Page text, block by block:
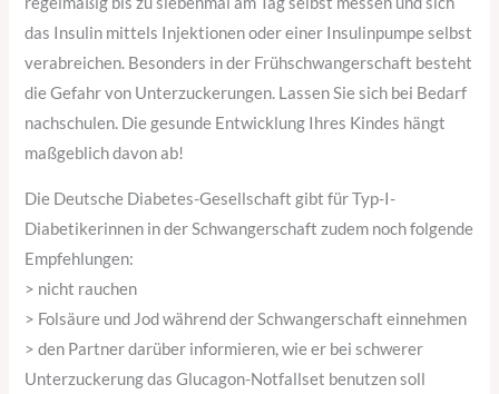
das Insulin mittels Injektionen oder einer Insulinpumpe selbst
verabreichen. Besonders in der Frühschwangerschaft besteht
die Gefahr von Unterzuckerungen. Lassen Sie sich bei Bedarf
nachschulen. Die gesunde Entwicklung Ihres Kindes hängt
maßgeblich davon ab!
Die Deutsche Diabetes-Gesellschaft gibt für Typ-I-
Diabetikerinnen in der Schwangerschaft zudem noch folgende
Empfehlungen:
> nicht rauchen
> Folsäure und Jod während der Schwangerschaft einnehmen
> den Partner darüber informieren, wie er bei schwerer
Unterzuckerung das Glucagon-Notfallset benutzen soll